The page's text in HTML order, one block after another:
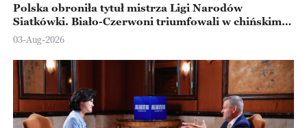
Polska obroniła tytuł mistrza Ligi Narodów
Siatkówki. Biało-Czerwoni triumfowali w chińskim
Ningbo
03-Aug-2026